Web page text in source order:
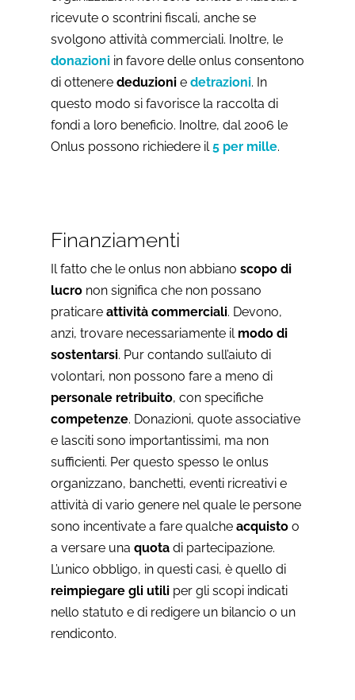
ricevute o scontrini fiscali, anche se
svolgono attività commerciali. Inoltre, le
donazioni in favore delle onlus consentono
di ottenere deduzioni e detrazioni. In
questo modo si favorisce la raccolta di
fondi a loro beneficio. Inoltre, dal 2006 le
Onlus possono richiedere il5 per mille.
Finanziamenti
Il fatto che le onlus non abbiano scopo di
lucro non significa che non possano
praticare attività commerciali. Devono,
anzi, trovare necessariamente il modo di
sostentarsi. Pur contando sull’aiuto di
volontari, non possono fare a meno di
personale retribuito, con specifiche
competenze. Donazioni, quote associative
e lasciti sono importantissimi, ma non
sufficienti. Per questo spesso le onlus
organizzano, banchetti, eventi ricreativi e
attività di vario genere nel quale le persone
sono incentivate a fare qualche acquisto o
a versare una quota di partecipazione.
L’unico obbligo, in questi casi, è quello di
reimpiegare gli utili per gli scopi indicati
nello statuto e di redigere un bilancio o un
rendiconto.